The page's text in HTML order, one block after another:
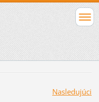
Nasledujúci